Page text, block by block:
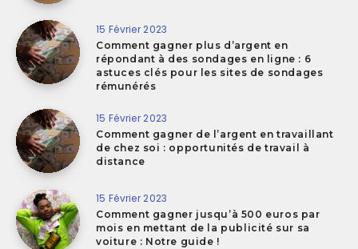
15 Février 2023
Comment gagner plus d’argent en
répondant à des sondages en ligne : 6
astuces clés pour les sites de sondages
rémunérés
15 Février 2023
Comment gagner de l’argent en travaillant
de chez soi : opportunités de travail à
distance
15 Février 2023
Comment gagner jusqu’à 500 euros par
mois en mettant de la publicité sur sa
voiture : Notre guide !